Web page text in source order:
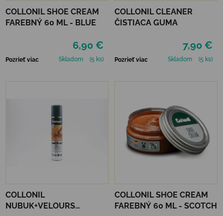
COLLONIL SHOE CREAM
FAREBNÝ 60 ML - BLUE
6,90 €
Pozrieť viac Skladom (5 ks)
COLLONIL CLEANER
ČISTIACA GUMA
7,90 €
Pozrieť viac Skladom (5 ks)
COLLONIL
NUBUK+VELOURS
COLLONIL SHOE CREAM
FAREBNÝ 60 ML - SCOTCH